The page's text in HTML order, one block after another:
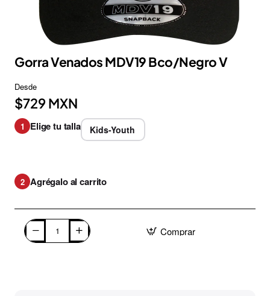
Gorra Venados MDV19 Bco/Negro V
Desde
$729 MXN
1 Elige tu talla Kids-Youth
2 Agrégalo al carrito
Comprar